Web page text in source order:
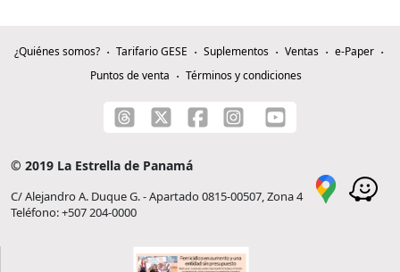
¿Quiénes somos? Tarifario GESE Suplementos Ventas
e-Paper
Puntos de venta
Términos y condiciones
© 2019 La Estrella de Panamá
C/ Alejandro A. Duque G. - Apartado 0815-00507, Zona 4
Teléfono: +507 204-0000